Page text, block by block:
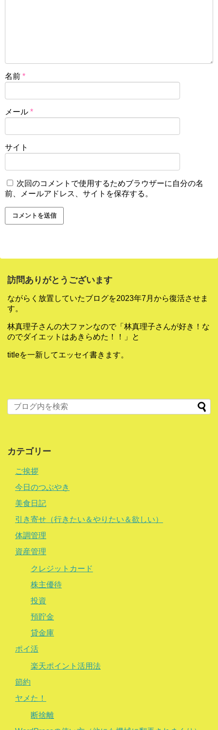
名前 *
メール *
サイト
次回のコメントで使用するためブラウザーに自分の名
前、メールアドレス、サイトを保存する。
訪問ありがとうございます
ながらく放置していたブログを2023年7月から復活させま
す。
林真理子さんの大ファンなので「林真理子さんが好き！な
のでダイエットはあきらめた！！」と
titleを一新してエッセイ書きます。
カテゴリー
ご挨拶
今日のつぶやき
美食日記
引き寄せ（行きたい＆やりたい＆欲しい）
体調管理
資産管理
クレジットカード
株主優待
投資
預貯金
貸金庫
ポイ活
楽天ポイント活用法
節約
ヤメた！
断捨離